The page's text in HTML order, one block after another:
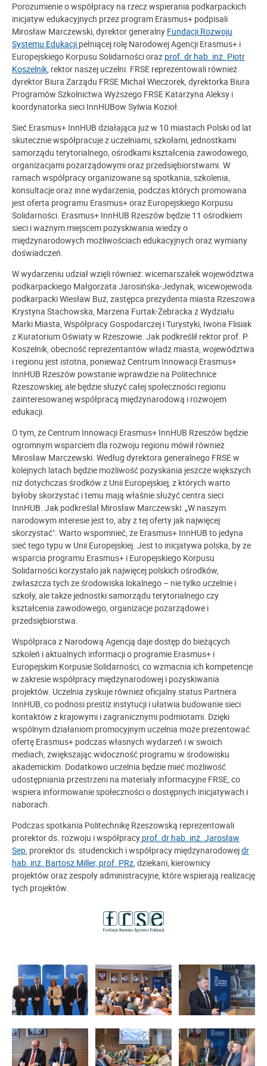
Porozumienie o współpracy na rzecz wspierania podkarpackich
inicjatyw edukacyjnych przez program Erasmus+ podpisali
Mirosław Marczewski, dyrektor generalny Fundacji Rozwoju
Systemu Edukacji pełniącej rolę Narodowej Agencji Erasmus+ i
Europejskiego Korpusu Solidarności oraz prof. dr hab. inż. Piotr
Koszelnik, rektor naszej uczelni. FRSE reprezentowali również
dyrektor Biura Zarządu FRSE Michał Wieczorek, dyrektorka Biura
Programów Szkolnictwa Wyższego FRSE Katarzyna Aleksy i
koordynatorka sieci InnHUBow Sylwia Kozioł.
Sieć Erasmus+ InnHUB działająca już w 10 miastach Polski od lat
skutecznie współpracuje z uczelniami, szkołami, jednostkami
samorządu terytorialnego, ośrodkami kształcenia zawodowego,
organizacjami pozarządowymi oraz przedsiębiorstwami. W
ramach współpracy organizowane są spotkania, szkolenia,
konsultacje oraz inne wydarzenia, podczas których promowana
jest oferta programu Erasmus+ oraz Europejskiego Korpusu
Solidarności. Erasmus+ InnHUB Rzeszów będzie 11 ośrodkiem
sieci i ważnym miejscem pozyskiwania wiedzy o
międzynarodowych możliwościach edukacyjnych oraz wymiany
doświadczeń.
W wydarzeniu udział wzięli również: wicemarszałek województwa
podkarpackiego Małgorzata Jarosińska-Jedynak, wicewojewoda
podkarpacki Wiesław Buż, zastępca prezydenta miasta Rzeszowa
Krystyna Stachowska, Marzena Furtak-Żebracka z Wydziału
Marki Miasta, Współpracy Gospodarczej i Turystyki, Iwona Flisiak
z Kuratorium Oświaty w Rzeszowie. Jak podkreślił rektor prof. P.
Koszelnik, obecność reprezentantów władz miasta, województwa
i regionu jest istotna, ponieważ Centrum Innowacji Erasmus+
InnHUB Rzeszów powstanie wprawdzie na Politechnice
Rzeszowskiej, ale będzie służyć całej społeczności regionu
zainteresowanej współpracą międzynarodową i rozwojem
edukacji.
O tym, że Centrum Innowacji Erasmus+ InnHUB Rzeszów będzie
ogromnym wsparciem dla rozwoju regionu mówił również
Mirosław Marczewski. Według dyrektora generalnego FRSE w
kolejnych latach będzie możliwość pozyskania jeszcze większych
niż dotychczas środków z Unii Europejskiej, z których warto
byłoby skorzystać i temu mają właśnie służyć centra sieci
InnHUB. Jak podkreślał Mirosław Marczewski: „W naszym
narodowym interesie jest to, aby z tej oferty jak najwięcej
skorzystać". Warto wspomnieć, że Erasmus+ InnHUB to jedyna
sieć tego typu w Unii Europejskiej. Jest to inicjatywa polska, by ze
wsparcia programu Erasmus+ i Europejskiego Korpusu
Solidarności korzystało jak najwięcej polskich ośrodków,
zwłaszcza tych ze środowiska lokalnego – nie tylko uczelnie i
szkoły, ale także jednostki samorządu terytorialnego czy
kształcenia zawodowego, organizacje pozarządowe i
przedsiębiorstwa.
Współpraca z Narodową Agencją daje dostęp do bieżących
szkoleń i aktualnych informacji o programie Erasmus+ i
Europejskim Korpusie Solidarności, co wzmacnia ich kompetencje
w zakresie współpracy międzynarodowej i pozyskiwania
projektów. Uczelnia zyskuje również oficjalny status Partnera
InnHUB, co podnosi prestiż instytucji i ułatwia budowanie sieci
kontaktów z krajowymi i zagranicznymi podmiotami. Dzięki
wspólnym działaniom promocyjnym uczelnia może prezentować
ofertę Erasmus+ podczas własnych wydarzeń i w swoich
mediach, zwiększając widoczność programu w środowisku
akademickim. Dodatkowo uczelnia będzie mieć możliwość
udostępniania przestrzeni na materiały informacyjne FRSE, co
wspiera informowanie społeczności o dostępnych inicjatywach i
naborach.
Podczas spotkania Politechnikę Rzeszowską reprezentowali
prorektor ds. rozwoju i współpracy prof. dr hab. inż. Jarosław
Sęp, prorektor ds. studenckich i współpracy międzynarodowejdr
hab. inż. Bartosz Miller, prof. PRz, dziekani, kierownicy
projektów oraz zespoły administracyjne, które wspierają realizację
tych projektów.